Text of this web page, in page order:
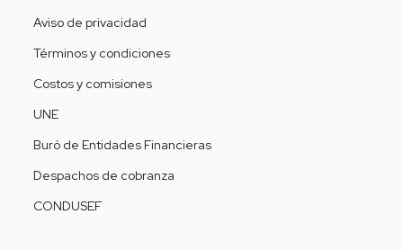
Aviso de privacidad
Términos y condiciones
Costos y comisiones
UNE
Buró de Entidades Financieras
Despachos de cobranza
CONDUSEF